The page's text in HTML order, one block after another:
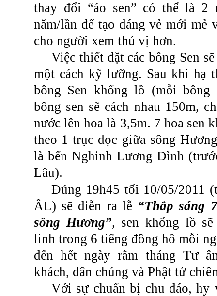
thay đổi “áo sen” có thể là 2
năm/lần để tạo dáng vẻ mới mẻ
cho người xem thú vị hơn.
Việc thiết đặt các bông Sen
một cách kỹ lưỡng. Sau khi hạ
bông Sen khổng lồ (mỗi bông
bông sen sẽ cách nhau 150m,
nước lên hoa là 3,5m. 7 hoa sen
theo 1 trục dọc giữa sông
là bến Nghinh Lương Đình
Lâu).
Đúng 19h45 tối 10/05/2011
ÂL) sẽ diễn ra lễ “Thắp sáng
sông Hương”, sen khổng lồ
linh trong 6 tiếng đồng hồ mỗi
đến hết ngày rằm tháng Tư
khách, dân chúng và Phật tử
Với sự chuẩn bị chu đáo, hy